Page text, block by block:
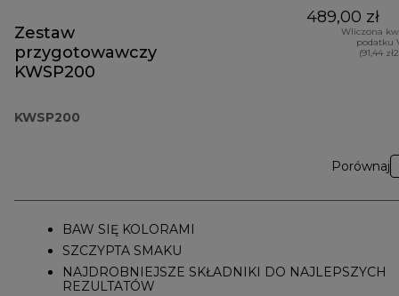
Zestaw
przygotowawczy
KWSP200
KWSP200
489,00 zł
Wliczona
podatku
(91,44
Porównaj
BAW SIĘ KOLORAMI
SZCZYPTA SMAKU
NAJDROBNIEJSZE SKŁADNIKI DO NAJLEPSZYCH
REZULTATÓW